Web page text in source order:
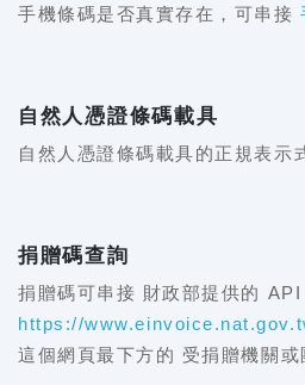
手機條碼是否真實存在，可串接
自然人憑證條碼載具
自然人憑證條碼載具的正規表
捐贈碼查詢
捐贈碼可串接 財政部提供的 API
https://
這個網頁最下方的 受捐贈機關或